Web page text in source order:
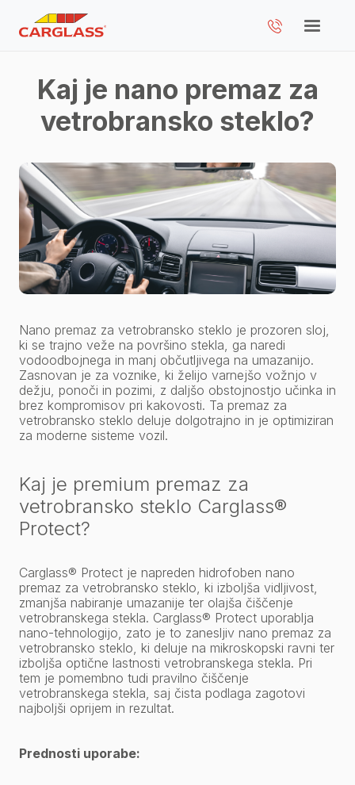
Kaj je nano premaz za
vetrobransko steklo?
Nano premaz za vetrobransko steklo je prozoren sloj,
ki se trajno veže na površino stekla, ga naredi
vodoodbojnega in manj občutljivega na umazanijo.
Zasnovan je za voznike, ki želijo varnejšo vožnjo v
dežju, ponoči in pozimi, z daljšo obstojnostjo učinka in
brez kompromisov pri kakovosti. Ta premaz za
vetrobransko steklo deluje dolgotrajno in je optimiziran
za moderne sisteme vozil.
Kaj je premium premaz za
vetrobransko steklo Carglass®
Protect?
Carglass® Protect je napreden hidrofoben nano
premaz za vetrobransko steklo, ki izboljša vidljivost,
zmanjša nabiranje umazanije ter olajša čiščenje
vetrobranskega stekla. Carglass® Protect uporablja
nano-tehnologijo, zato je to zanesljiv nano premaz za
vetrobransko steklo, ki deluje na mikroskopski ravni ter
izboljša optične lastnosti vetrobranskega stekla. Pri
tem je pomembno tudi pravilno čiščenje
vetrobranskega stekla, saj čista podlaga zagotovi
najboljši oprijem in rezultat.
Prednosti uporabe: